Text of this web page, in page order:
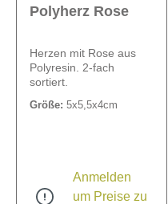
Polyherz Rose
Herzen mit Rose aus
Polyresin. 2-fach
sortiert.
Größe: 5x5,5x4cm
Anmelden
um Preise zu